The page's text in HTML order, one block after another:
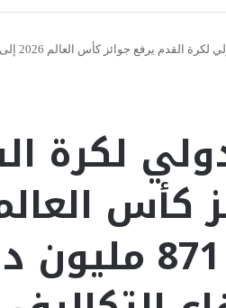
لكرة
كأس
2026 إلى 871